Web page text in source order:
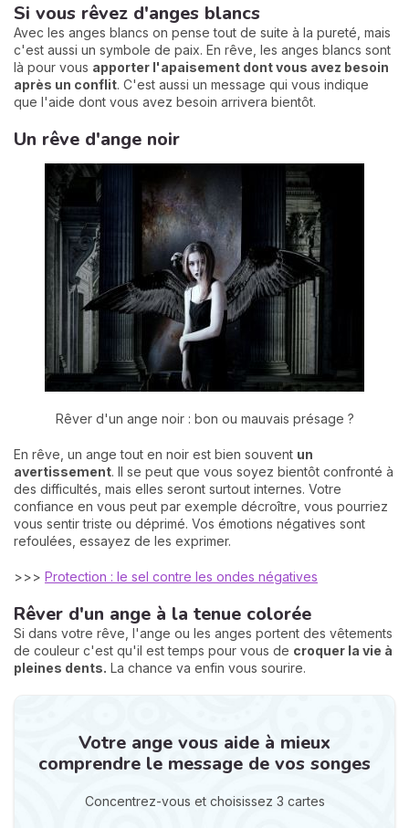
Si vous rêvez d'anges blancs
Avec les anges blancs on pense tout de suite à la pureté, mais
c'est aussi un symbole de paix. En rêve, les anges blancs sont
là pour vous apporter l'apaisement dont vous avez besoin
après un conflit. C'est aussi un message qui vous indique
que l'aide dont vous avez besoin arrivera bientôt.
Un rêve d'ange noir
Rêver d'un ange noir : bon ou mauvais présage ?
En rêve, un ange tout en noir est bien souvent un
avertissement. Il se peut que vous soyez bientôt confronté à
des difficultés, mais elles seront surtout internes. Votre
confiance en vous peut par exemple décroître, vous pourriez
vous sentir triste ou déprimé. Vos émotions négatives sont
refoulées, essayez de les exprimer.
>>> Protection : le sel contre les ondes négatives
Rêver d'un ange à la tenue colorée
Si dans votre rêve, l'ange ou les anges portent des vêtements
de couleur c'est qu'il est temps pour vous de croquer la vie à
pleines dents. La chance va enfin vous sourire.
Votre ange vous aide à mieux
comprendre le message de vos songes
Concentrez-vous et choisissez 3 cartes